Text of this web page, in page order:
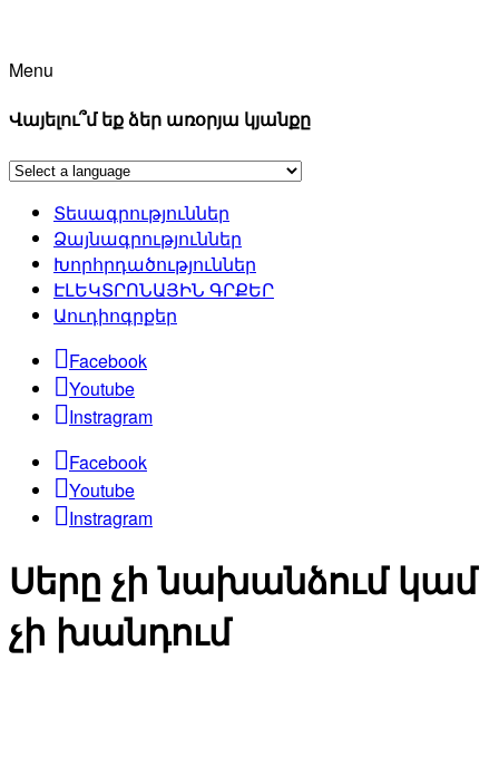
Menu
Վայելու՞մ եք ձեր առօրյա կյանքը
Տեսագրություններ
Ձայնագրություններ
Խորհրդածություններ
ԷԼԵԿՏՐՈՆԱՅԻՆ ԳՐՔԵՐ
Աուդիոգրքեր
Facebook
Youtube
Instragram
Facebook
Youtube
Instragram
Սերը չի նախանձում կամ
չի խանդում